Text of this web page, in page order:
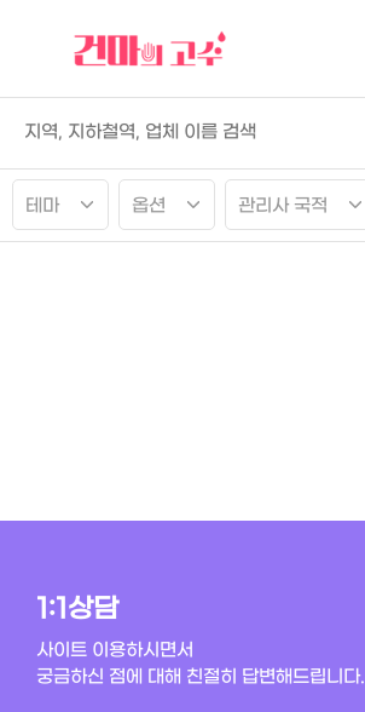
테마 옵션 관리사 국적
1:1상담
사이트 이용하시면서
궁금하신 점에 대해 친절히 답변해드립니다.